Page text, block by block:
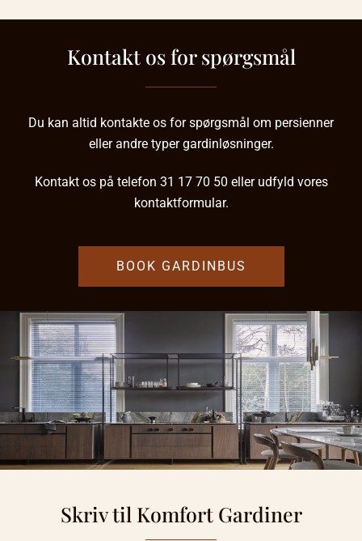
Kontakt os for spørgsmål
Du kan altid kontakte os for spørgsmål om persienner
eller andre typer gardinløsninger.
Kontakt os på telefon 31 17 70 50 eller udfyld vores
kontaktformular.
BOOK GARDINBUS
Skriv til Komfort Gardiner